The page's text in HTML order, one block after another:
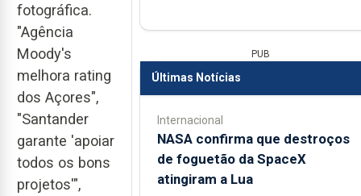
fotográfica.
"Agência
Moody's
melhora rating
dos Açores",
"Santander
garante 'apoiar
todos os bons
projetos'",
PUB
Últimas Notícias
Internacional
NASA confirma que destroços
de foguetão da SpaceX
atingiram a Lua